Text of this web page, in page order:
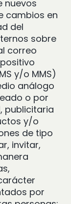
nuevos
cambios en
del
sobre
correo
y/o MMS)
análogo
o por
publicitaria
y/o
de tipo
invitar,
por